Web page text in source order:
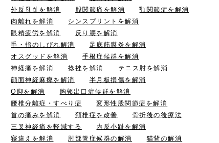
外反母趾を解消
股関節痛を解消
顎関節症を解消
肉離れを解消
シンスプリントを解消
眼精疲労を解消
反り腰を解消
手・指のしびれ解消
足底筋膜炎を解消
オスグッドを解消
手根症候群を解消
神経痛を解消
捻挫を解消
テニス肘を解消
顔面神経麻痺を解消
半月板損傷を解消
O脚を解消
胸郭出口症候群を解消
腰椎分離症・すべり症
変形性股関節症を解消
首の痛みを解消
頚椎症を改善
骨折後の後療法
三叉神経痛を軽減する
内反小趾を解消
寝違えを解消
肘部管症候群の解消
猫背の解消